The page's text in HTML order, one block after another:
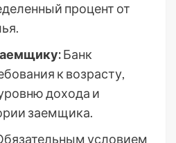
процент от
Банк
к возрасту,
дохода и
заемщика.
условием